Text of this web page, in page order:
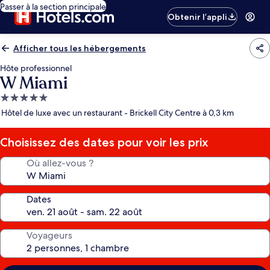
Passer à la section principale
Obtenir l’appli
Afficher tous les hébergements
Hôte professionnel
W Miami
Hébergement
5.0 étoiles
Hôtel de luxe avec un restaurant - Brickell City Centre à 0,3 km
Choisissez des dates pour voir les prix
Où allez-vous ?
Dates
Voyageurs